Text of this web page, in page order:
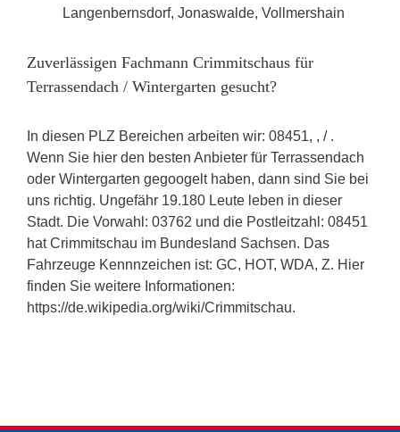
Langenbernsdorf, Jonaswalde, Vollmershain
Zuverlässigen Fachmann Crimmitschaus für
Terrassendach / Wintergarten gesucht?
In diesen PLZ Bereichen arbeiten wir: 08451, , / .
Wenn Sie hier den besten Anbieter für Terrassendach
oder Wintergarten gegoogelt haben, dann sind Sie bei
uns richtig. Ungefähr 19.180 Leute leben in dieser
Stadt. Die Vorwahl: 03762 und die Postleitzahl: 08451
hat Crimmitschau im Bundesland Sachsen. Das
Fahrzeuge Kennnzeichen ist: GC, HOT, WDA, Z. Hier
finden Sie weitere Informationen:
https://de.wikipedia.org/wiki/Crimmitschau.